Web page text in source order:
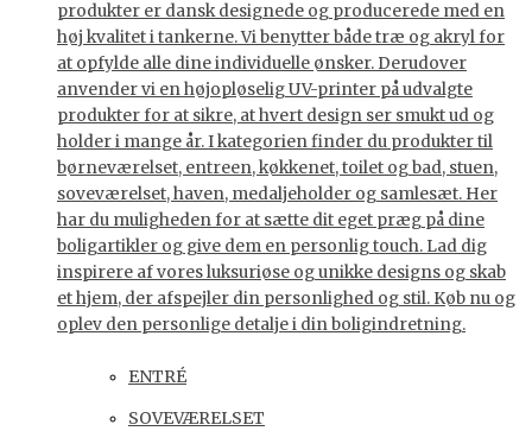
produkter er dansk designede og producerede med en
høj kvalitet i tankerne. Vi benytter både træ og akryl for
at opfylde alle dine individuelle ønsker. Derudover
anvender vi en højopløselig UV-printer på udvalgte
produkter for at sikre, at hvert design ser smukt ud og
holder i mange år. I kategorien finder du produkter til
børneværelset, entreen, køkkenet, toilet og bad, stuen,
soveværelset, haven, medaljeholder og samlesæt. Her
har du muligheden for at sætte dit eget præg på dine
boligartikler og give dem en personlig touch. Lad dig
inspirere af vores luksuriøse og unikke designs og skab
et hjem, der afspejler din personlighed og stil. Køb nu og
oplev den personlige detalje i din boligindretning.
ENTRÉ
SOVEVÆRELSET